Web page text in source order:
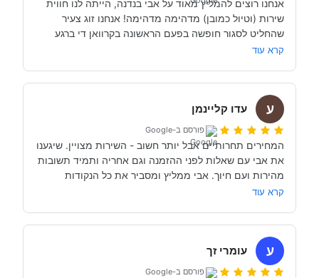
היה זמין לכל שאלה, לפני ובמהלך השהות שלנו (וכמעט ולא
השכרנו את הקרוואן בדורטמונד, בגרמניה- קיבלנו את האוטו
קרא עוד
ע עדו קליינמן
פורסם ב-Google
קרא עוד
ע עומרי זך
פורסם ב-Google